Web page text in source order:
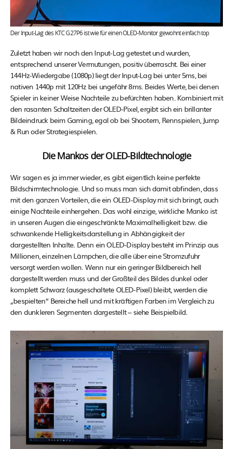
Der Input-Lag des KTC G27P6 ist wie für einen OLED-Monitor gewohnt einfach top
Zuletzt haben wir noch den Input-Lag getestet und wurden,
entsprechend unserer Vermutungen, positiv überrascht. Bei einer
144Hz-Wiedergabe (1080p) liegt der Input-Lag bei unter 5ms, bei
nativen 1440p mit 120Hz bei ungefähr 8ms. Beides Werte, bei denen
Spieler in keiner Weise Nachteile zu befürchten haben. Kombiniert mit
den rasanten Schaltzeiten der OLED-Pixel, ergibt sich ein brillanter
Bildeindruck beim Gaming, egal ob bei Shootern, Rennspielen, Jump
& Run oder Strategiespielen.
Die Mankos der OLED-Bildtechnologie
Wir sagen es ja immer wieder, es gibt eigentlich keine perfekte
Bildschirmtechnologie. Und so muss man sich damit abfinden, dass
mit den ganzen Vorteilen, die ein OLED-Display mit sich bringt, auch
einige Nachteile einhergehen. Das wohl einzige, wirkliche Manko ist
in unseren Augen die eingeschränkte Maximalhelligkeit bzw. die
schwankende Helligkeitsdarstellung in Abhängigkeit der
dargestellten Inhalte. Denn ein OLED-Display besteht im Prinzip aus
Millionen, einzelnen Lämpchen, die alle über eine Stromzufuhr
versorgt werden wollen. Wenn nur ein geringer Bildbereich hell
dargestellt werden muss und der Großteil des Bildes dunkel oder
komplett Schwarz (ausgeschaltete OLED-Pixel) bleibt, werden die
„bespielten“ Bereiche hell und mit kräftigen Farben im Vergleich zu
den dunkleren Segmenten dargestellt – siehe Beispielbild.